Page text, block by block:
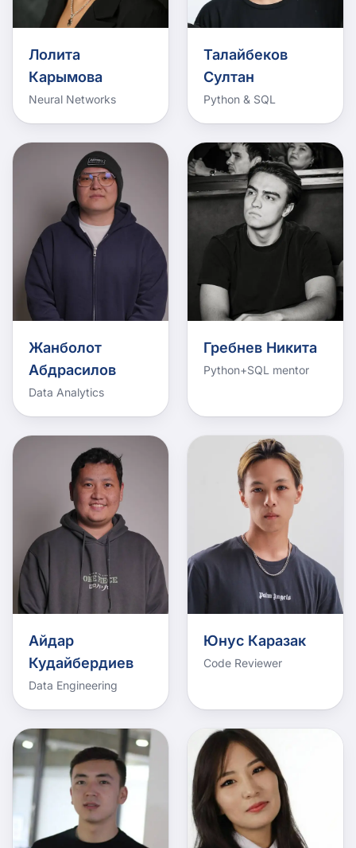
Лолита
Карымова
Neural Networks
Талайбеков
Султан
Python & SQL
Жанболот
Абдрасилов
Data Analytics
Гребнев Никита
Python+SQL mentor
Айдар
Кудайбердиев
Data Engineering
Юнус Каразак
Code Reviewer